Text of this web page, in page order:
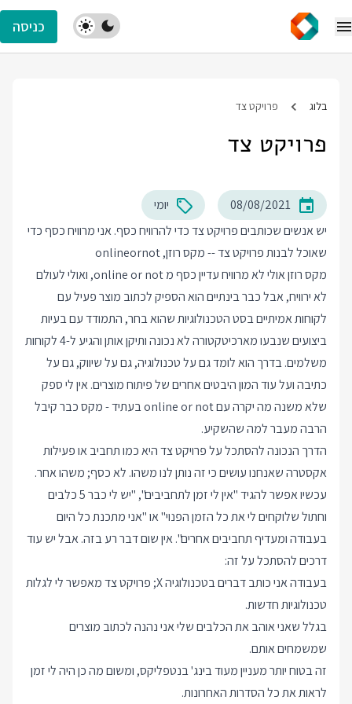
כניסה
בלוג פרויקט צד
פרויקט צד
08/08/2021
יומי
יש אנשים שכותבים פרויקט צד כדי להרוויח כסף. אני מרוויח כסף כדי
שאוכל לבנות פרויקט צד -- מקס רוזן,onlineornot
מקס רוזן אולי לא מרוויח עדיין כסף מ online or not, ואולי לעולם
לא ירוויח, אבל כבר בינתיים הוא הספיק לכתוב מוצר פעיל עם
לקוחות אמיתיים בסט הטכנולוגיות שהוא בחר, התמודד עם בעיות
ביצועים שנבעו מארכיטקטורה לא נכונה ותיקן אותן והגיע ל-4 לקוחות
משלמים. בדרך הוא לומד גם על טכנולוגיה, גם על שיווק, גם על
כתיבה ועל עוד המון היבטים אחרים של פיתוח מוצרים. אין לי ספק
שלא משנה מה יקרה עם online or not בעתיד - מקס כבר קיבל
הרבה מעבר למה שהשקיע.
הדרך הנכונה להסתכל על פרויקט צד היא כמו תחביב או פעילות
אקסטרה שאנחנו עושים כי זה נותן לנו משהו. לא כסף; משהו אחר.
עכשיו אפשר להגיד "אין לי זמן לתחביבים", "יש לי כבר 5 כלבים
וחתול שלוקחים לי את כל הזמן הפנוי" או "אני מתכנת כל היום
בעבודה ומעדיף תחביבים אחרים". אין שום דבר רע בזה. אבל יש עוד
דרכים להסתכל על זה:
בעבודה אני כותב דברים בטכנולוגיה X; פרויקט צד מאפשר לי לגלות
טכנולוגיות חדשות.
בגלל שאני אוהב את הכלבים שלי אני נהנה לכתוב מוצרים
שמשמחים אותם.
זה בטוח יותר מעניין מעוד בינג' בנטפליקס, ומשום מה כן היה לי זמן
לראות את כל הסדרות האחרונות.